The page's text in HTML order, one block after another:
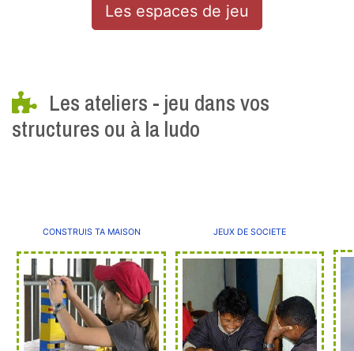
Les espaces de jeu
Les ateliers - jeu dans vos
structures ou à la ludo
CONSTRUIS TA MAISON JEUX DE SOCIETE